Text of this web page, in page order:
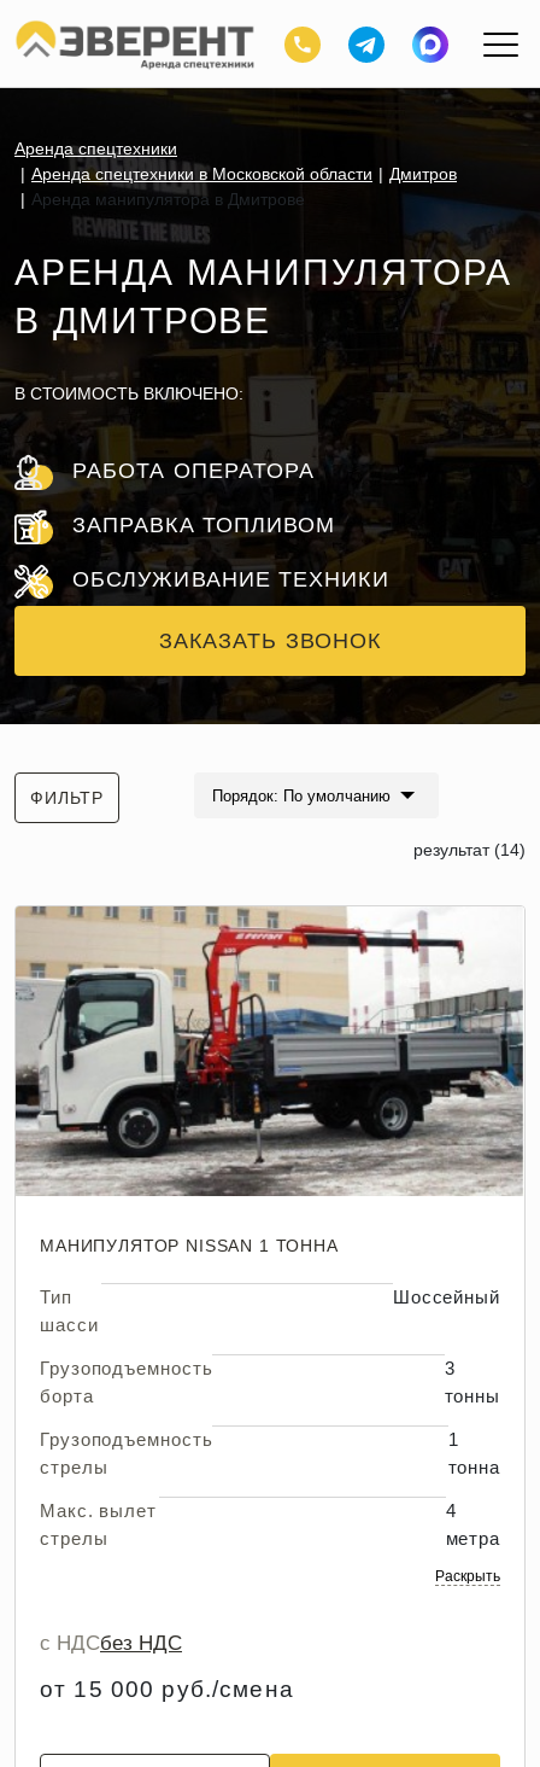
Аренда спецтехники
Аренда спецтехники в Московской области
Дмитров
Аренда манипулятора в Дмитрове
АРЕНДА МАНИПУЛЯТОРА
В ДМИТРОВЕ
В СТОИМОСТЬ ВКЛЮЧЕНО:
РАБОТА ОПЕРАТОРА
ЗАПРАВКА ТОПЛИВОМ
ОБСЛУЖИВАНИЕ ТЕХНИКИ
ЗАКАЗАТЬ ЗВОНОК
ФИЛЬТР Порядок: По умолчанию
результат (14)
МАНИПУЛЯТОР NISSAN 1 ТОННА
Тип
шасси
Шоссейный
Грузоподъемность
борта
3
тонны
Грузоподъемность
стрелы
1
тонна
Макс. вылет
стрелы
4
метра
Раскрыть
с НДСбез НДС
от 15 000 руб./смена